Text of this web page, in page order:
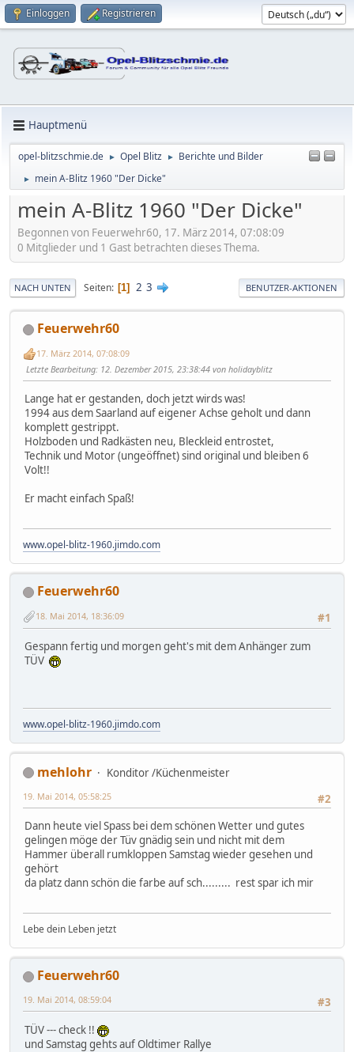
Einloggen Registrieren
Hauptmenü
opel-blitzschmie.de ► Opel Blitz ► Berichte und Bilder
► mein A-Blitz 1960 "Der Dicke"
mein A-Blitz 1960 "Der Dicke"
Begonnen von Feuerwehr60, 17. März 2014, 07:08:09
0 Mitglieder und 1 Gast betrachten dieses Thema.
NACH UNTEN Seiten 1 2 3 BENUTZER-AKTIONEN
Feuerwehr60
17. März 2014, 07:08:09
Letzte Bearbeitung: 12. Dezember 2015, 23:38:44 von holidayblitz
Lange hat er gestanden, doch jetzt wirds was!
1994 aus dem Saarland auf eigener Achse geholt und dann
komplett gestrippt.
Holzboden und Radkästen neu, Bleckleid entrostet,
Technik und Motor (ungeöffnet) sind original und bleiben 6
Volt!!
Er macht einfach Spaß!
www.opel-blitz-1960.jimdo.com
Feuerwehr60
#1
18. Mai 2014, 18:36:09
Gespann fertig und morgen geht's mit dem Anhänger zum
TÜV
www.opel-blitz-1960.jimdo.com
mehlohr
Konditor /Küchenmeister
#2
19. Mai 2014, 05:58:25
Dann heute viel Spass bei dem schönen Wetter und gutes
gelingen möge der Tüv gnädig sein und nicht mit dem
Hammer überall rumkloppen Samstag wieder gesehen und
gehört
da platz dann schön die farbe auf sch......... rest spar ich mir
Lebe dein Leben jetzt
Feuerwehr60
#3
19. Mai 2014, 08:59:04
TÜV --- check !!
und Samstag gehts auf Oldtimer Rallye